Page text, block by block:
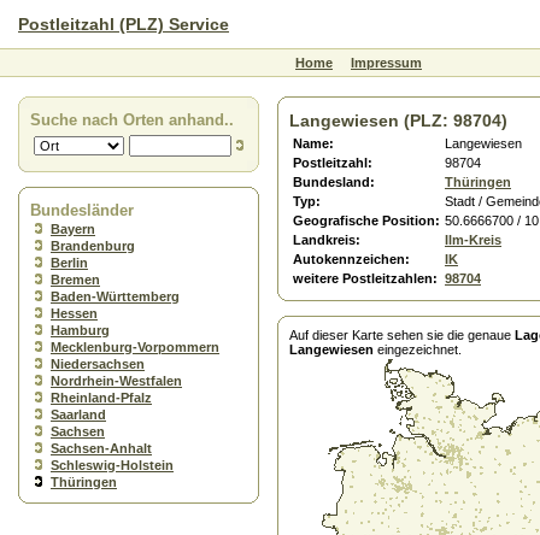
Postleitzahl (PLZ) Service
Home Impressum
Suche nach Orten anhand..
Bundesländer
Bayern
Brandenburg
Berlin
Bremen
Baden-Württemberg
Hessen
Hamburg
Mecklenburg-Vorpommern
Niedersachsen
Nordrhein-Westfalen
Rheinland-Pfalz
Saarland
Sachsen
Sachsen-Anhalt
Schleswig-Holstein
Thüringen
Langewiesen (PLZ: 98704)
Name:
Langewiesen
Postleitzahl:
98704
Bundesland:
Thüringen
Typ:
Stadt /
Geografische Position: 50.6666700 /
Landkreis:
Ilm-Kreis
Autokennzeichen:
IK
weitere Postleitzahlen: 98704
Auf dieser Karte sehen sie die genaue
Langewiesen eingezeichnet.